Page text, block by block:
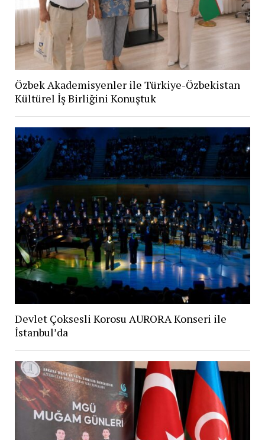
Özbek Akademisyenler ile Türkiye-Özbekistan
Kültürel İş Birliğini Konuştuk
Devlet Çoksesli Korosu AURORA Konseri ile
İstanbul’da